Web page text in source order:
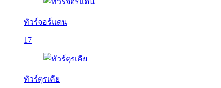
ทัวร์จอร์แดน
17
ทัวร์ตุรเคีย